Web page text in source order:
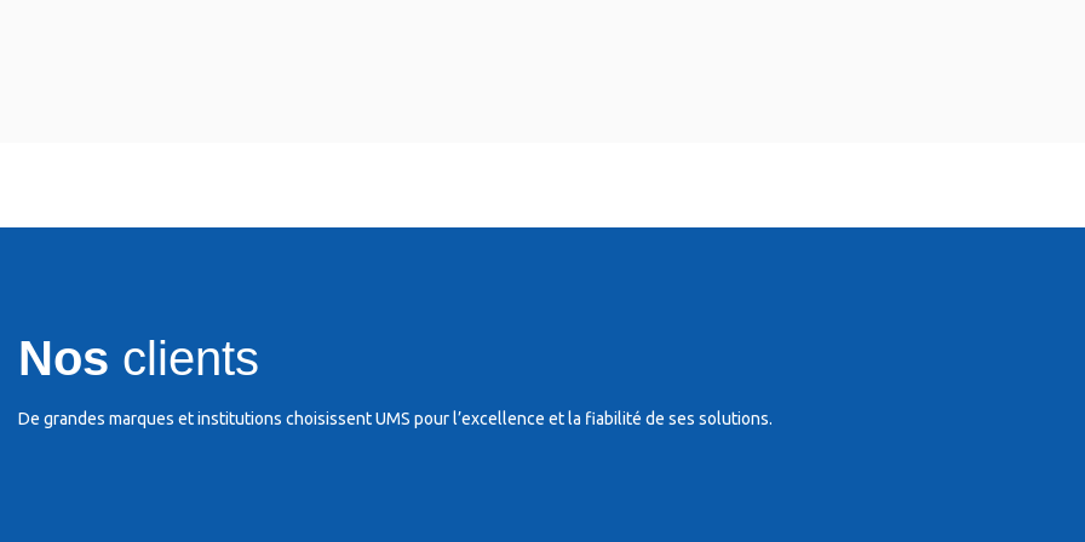
Nos clients
De grandes marques et institutions choisissent UMS pour l’excellence et la fiabilité de ses solutions.